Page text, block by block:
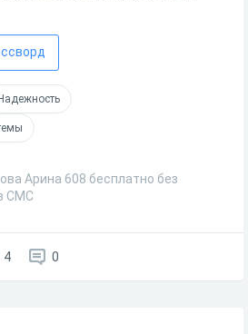
Надежность
Арина 608 бесплатно без
СМС
4 0